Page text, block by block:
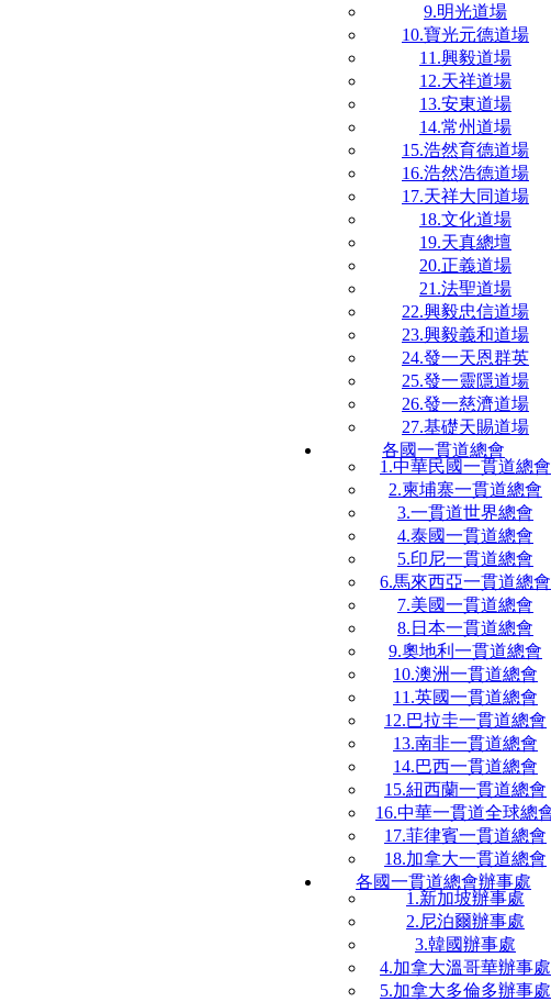
9.明光道場
10.寶光元德道場
11.興毅道場
12.天祥道場
13.安東道場
14.常州道場
15.浩然育德道場
16.浩然浩德道場
17.天祥大同道場
18.文化道場
19.天真總壇
20.正義道場
21.法聖道場
22.興毅忠信道場
23.興毅義和道場
24.發一天恩群英
25.發一靈隱道場
26.發一慈濟道場
27.基礎天賜道場
各國一貫道總會
1.中華民國一貫道總會
2.柬埔寨一貫道總會
3.一貫道世界總會
4.泰國一貫道總會
5.印尼一貫道總會
6.馬來西亞一貫道總會
7.美國一貫道總會
8.日本一貫道總會
9.奧地利一貫道總會
10.澳洲一貫道總會
11.英國一貫道總會
12.巴拉圭一貫道總會
13.南非一貫道總會
14.巴西一貫道總會
15.紐西蘭一貫道總會
16.中華一貫道全球總
17.菲律賓一貫道總會
18.加拿大一貫道總會
各國一貫道總會辦事處
1.新加坡辦事處
2.尼泊爾辦事處
3.韓國辦事處
4.加拿大溫哥華辦事處
5.加拿大多倫多辦事處